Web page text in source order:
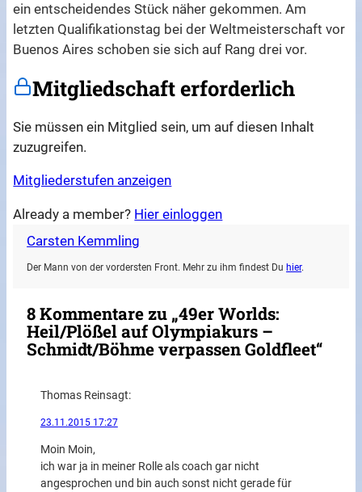
ein entscheidendes Stück näher gekommen. Am
letzten Qualifikationstag bei der Weltmeisterschaft vor
Buenos Aires schoben sie sich auf Rang drei vor.
Mitgliedschaft erforderlich
Sie müssen ein Mitglied sein, um auf diesen Inhalt
zuzugreifen.
Mitgliederstufen anzeigen
Already a member? Hier einloggen
Carsten Kemmling
Der Mann von der vordersten Front. Mehr zu ihm findest Du hier.
8 Kommentare zu „49er Worlds:
Heil/Plößel auf Olympiakurs –
Schmidt/Böhme verpassen Goldfleet“
Thomas Reinsagt:
23.11.2015 17:27
Moin Moin,
ich war ja in meiner Rolle als coach gar nicht
angesprochen und bin auch sonst nicht gerade für